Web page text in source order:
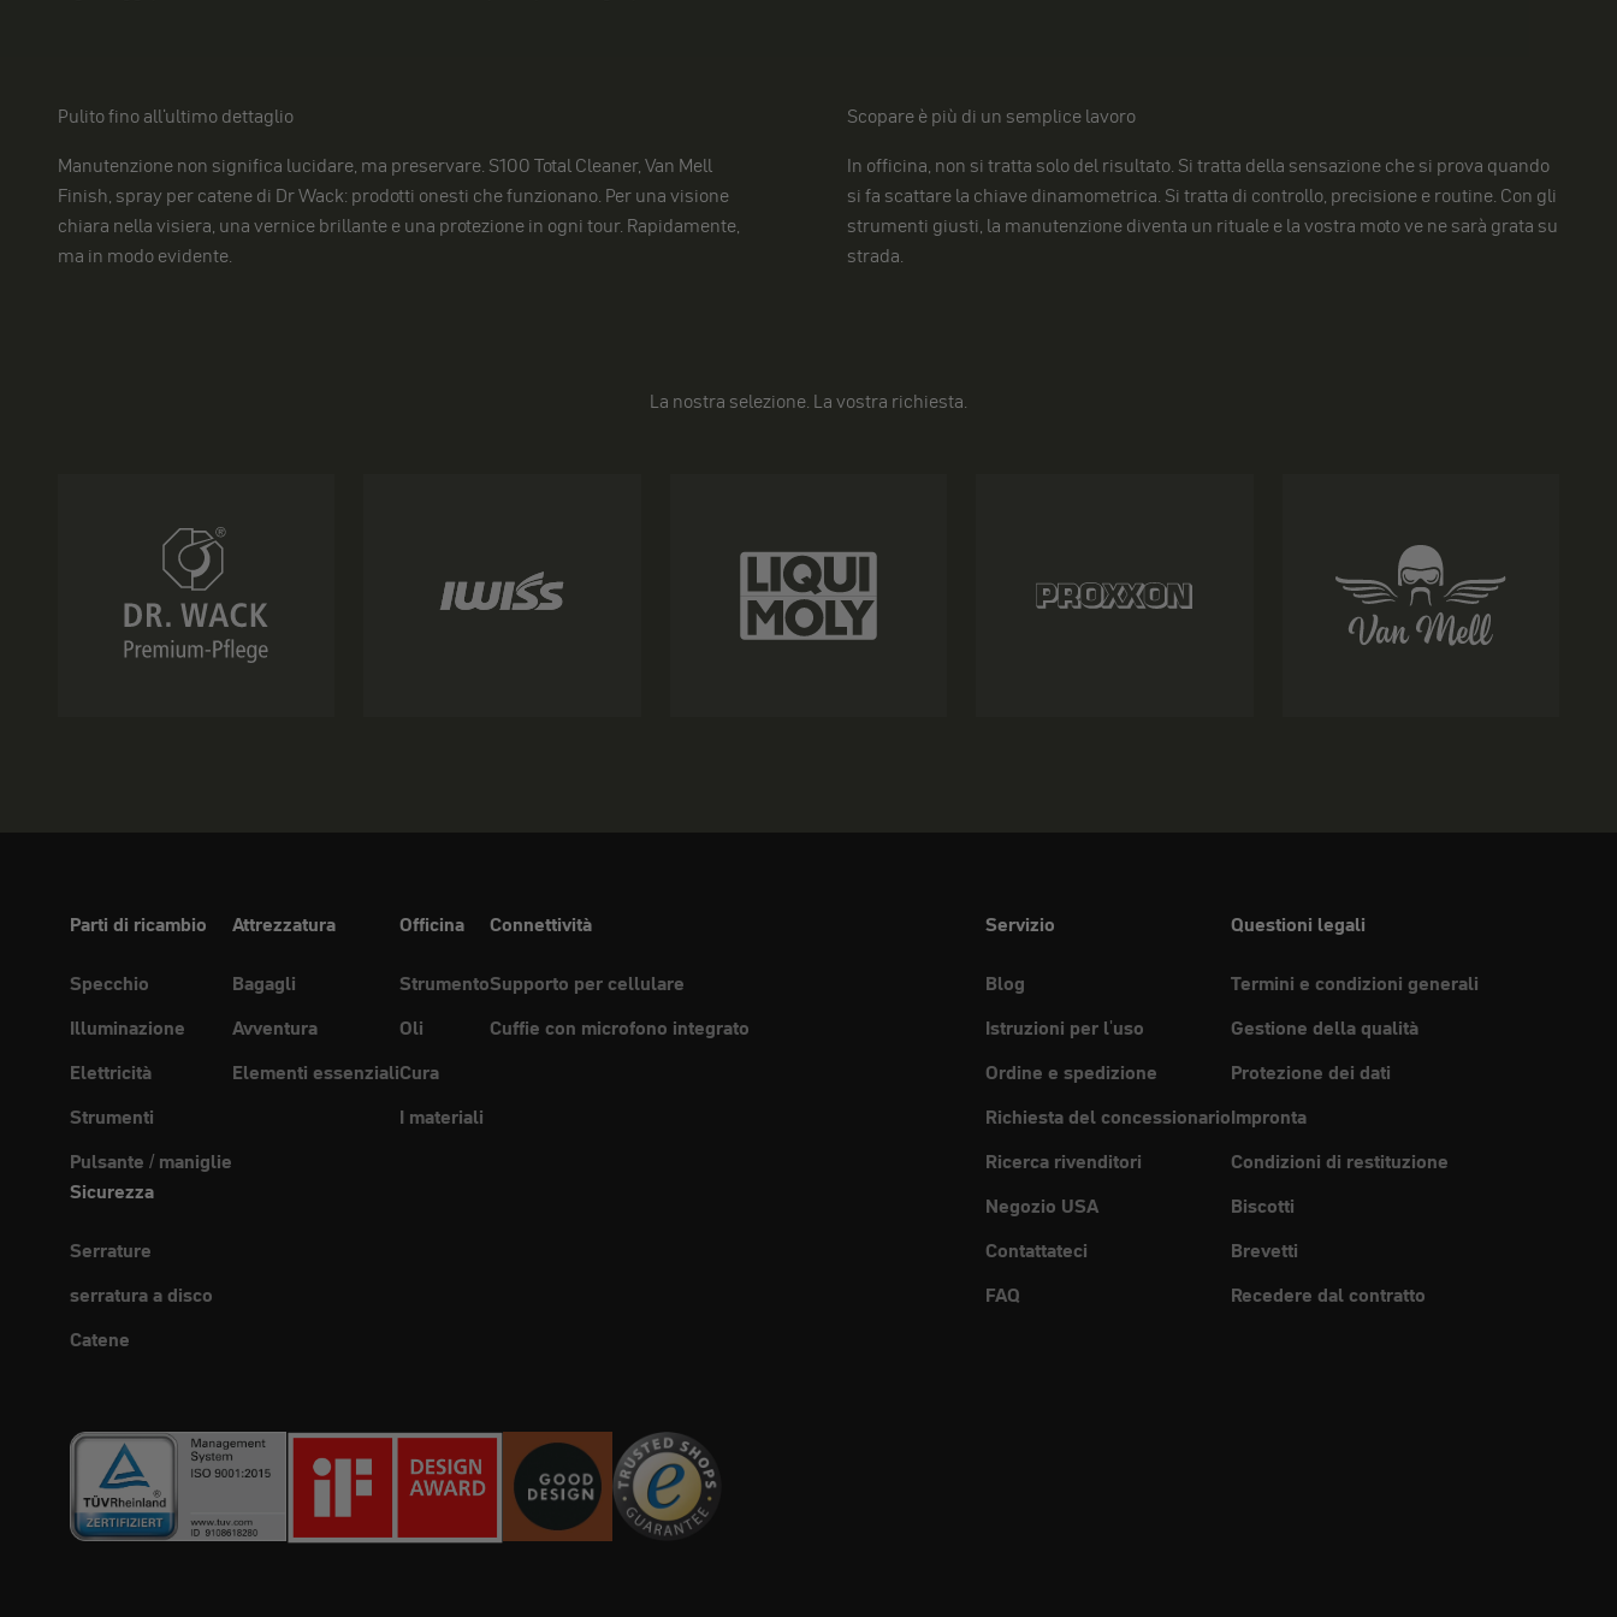
Pulito fino all'ultimo dettaglio
Manutenzione non significa lucidare, ma preservare. S100 Total Cleaner, Van Mell
Finish, spray per catene di Dr Wack: prodotti onesti che funzionano. Per una visione
chiara nella visiera, una vernice brillante e una protezione in ogni tour. Rapidamente,
ma in modo evidente.
Scopare è più di un semplice lavoro
In officina, non si tratta solo del risultato. Si tratta della sensazione che si prova quando
si fa scattare la chiave dinamometrica. Si tratta di controllo, precisione e routine. Con gli
strumenti giusti, la manutenzione diventa un rituale e la vostra moto ve ne sarà grata su
strada.
La nostra selezione. La vostra richiesta.
Parti di ricambio
Specchio
Illuminazione
Elettricità
Strumenti
Pulsante / maniglie
Attrezzatura
Bagagli
Avventura
Elementi essenziali
Officina
Strumento
Oli
Cura
I materiali
Connettività
Supporto per cellulare
Cuffie con microfono integrato
Sicurezza
Serrature
serratura a disco
Catene
Servizio
Blog
Istruzioni per l'uso
Ordine e spedizione
Richiesta del concessionario
Ricerca rivenditori
Negozio USA
Contattateci
FAQ
Questioni legali
Termini e condizioni generali
Gestione della qualità
Protezione dei dati
Impronta
Condizioni di restituzione
Biscotti
Brevetti
Recedere dal contratto